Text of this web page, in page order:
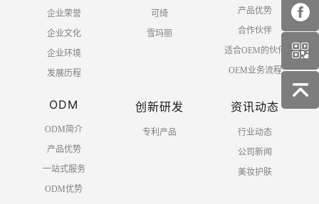
企业荣誉
企业文化
企业环境
发展历程
可绮
雪玛丽
产品优势
合作伙伴
适合OEM的伙伴
OEM业务流程
ODM
ODM简介
产品优势
一站式服务
ODM优势
创新研发
专利产品
资讯动态
行业动态
公司新闻
美妆护肤